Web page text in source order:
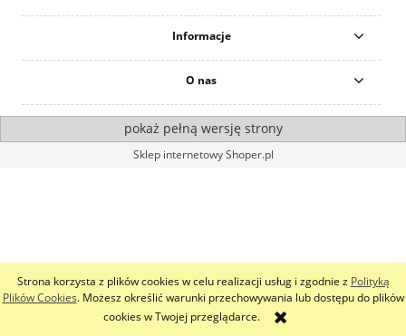
Strona korzysta z plików cookies w celu realizacji usług i zgodnie z Polityką
Plików Cookies. Możesz określić warunki przechowywania lub dostępu do plików
cookies w Twojej przeglądarce.
Informacje
O nas
pokaż pełną wersję strony
Sklep internetowy Shoper.pl